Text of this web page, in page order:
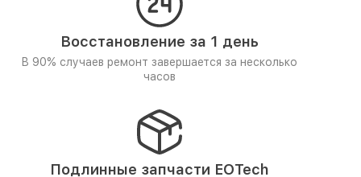
Восстановление за 1 день
В 90% случаев ремонт завершается за несколько
часов
Подлинные запчасти EOTech